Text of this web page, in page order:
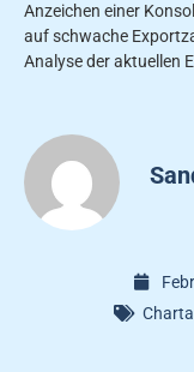
Anzeichen einer
auf schwache
Analyse der aktuellen